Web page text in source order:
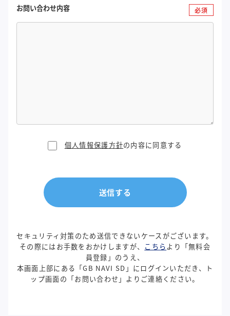
お問い合わせ内容 必須
個人情報保護方針の内容に同意する
送信する
セキュリティ対策のため送信できないケースがございます。
その際にはお手数をおかけしますが、 こちら より「無料会
員登録」のうえ、
本画面上部にある「GB NAVI SD」にログインいただき、ト
ップ画面の「お問い合わせ」よりご連絡ください。